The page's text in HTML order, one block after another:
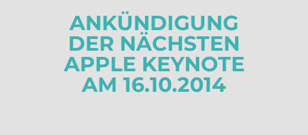
ANKÜNDIGUNG
DER NÄCHSTEN
APPLE KEYNOTE
AM 16.10.2014